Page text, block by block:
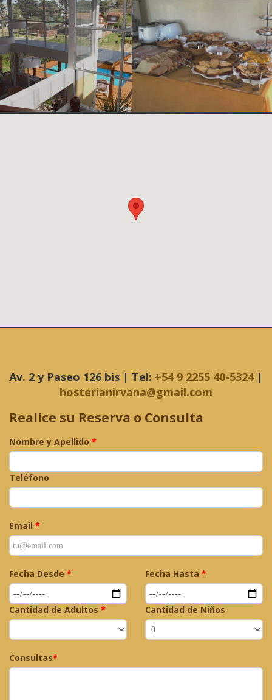
Av. 2 y Paseo 126 bis | Tel: +54 9 2255 40-5324|
hosterianirvana@gmail.com
Realice su Reserva o Consulta
Nombre y Apellido *
Teléfono
Email *
Fecha Desde * Fecha Hasta *
Cantidad de Adultos * Cantidad de Niños
Consultas*